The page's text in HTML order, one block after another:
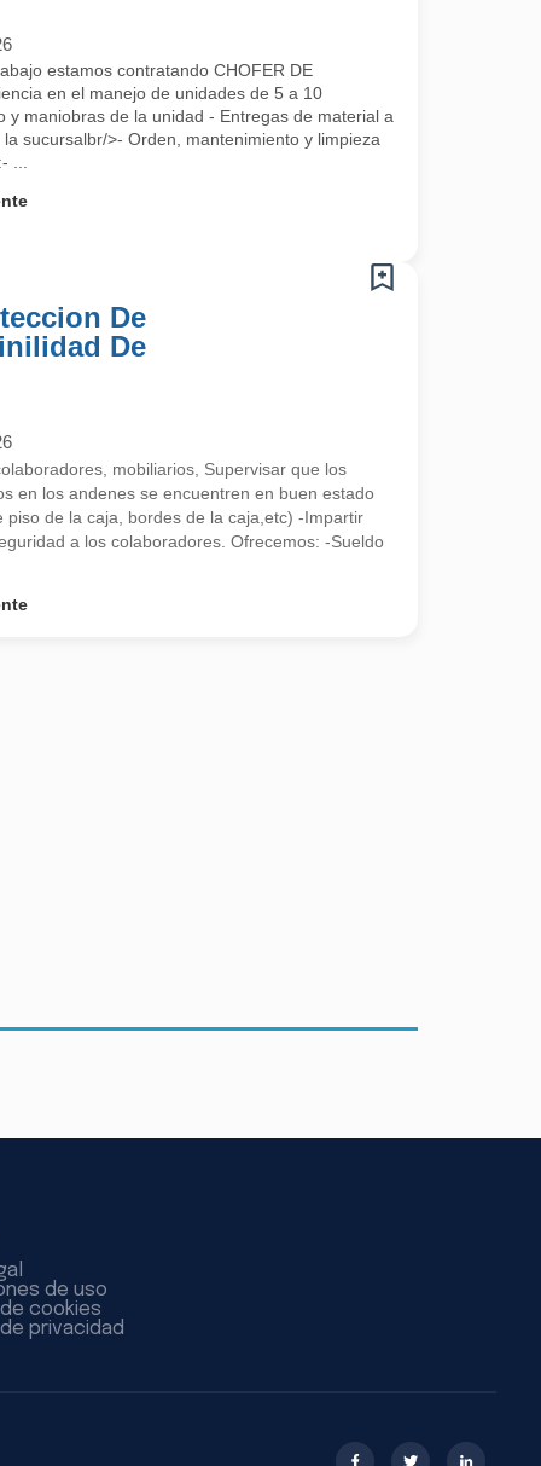
estamos contratando CHOFER DE
en el manejo de unidades de 5 a 10
y maniobras de la unidad - Entregas de material a
sucursalbr/>- Orden, mantenimiento y limpieza
...
De
De
mobiliarios, Supervisar que los
en los andenes se encuentren en buen estado
piso de la caja, bordes de la caja,etc) -Impartir
a los colaboradores. Ofrecemos: -Sueldo
a nivel nacional y más de 40,000 colaboradores, te invita a
de uso
cookies
privacidad